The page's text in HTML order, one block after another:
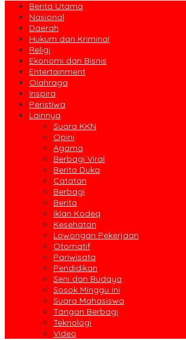
Berita Utama
Nasional
Daerah
Hukum dan Kriminal
Religi
Ekonomi dan Bisnis
Entertainment
Olahraga
Inspira
Peristiwa
Lainnya
Suara KKN
Opini
Agama
Berbagi Viral
Berita Duka
Catatan
Berbagi
Berita
Iklan Kodeq
Kesehatan
Lowongan Pekerjaan
Otomatif
Pariwisata
Pendidikan
Seni dan Budaya
Sosok Minggu Ini
Suara Mahasiswa
Tangan Berbagi
Teknologi
Video